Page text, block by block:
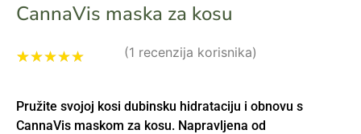
CannaVis maska za kosu
od ukupno 5
(korisnika)
(1 recenzija korisnika)
Pružite svojoj kosi dubinsku hidrataciju i obnovu s
CannaVis maskom za kosu. Napravljena od